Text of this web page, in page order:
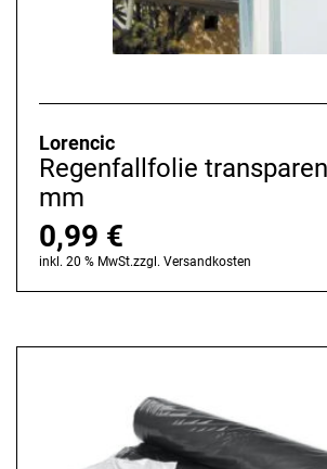
Lorencic
Regenfallfolie
mm
0,99 €
inkl. 20 % MwSt.zzgl. Versandkosten